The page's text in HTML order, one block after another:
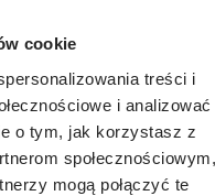
cookie
treści i
i analizować
o tym, jak korzystasz z
społecznościowym,
mogą połączyć te
rękę, wnętrza zyskają
podłogi, drzwi,
indywidualnym
się niepowtarzalnym
w którym czujemy